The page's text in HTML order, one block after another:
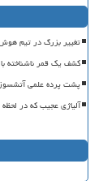
تغییر بزرگ در تیم
کشف یک قمر ناشناخته
پشت پرده علمی
آلیاژی عجیب که در